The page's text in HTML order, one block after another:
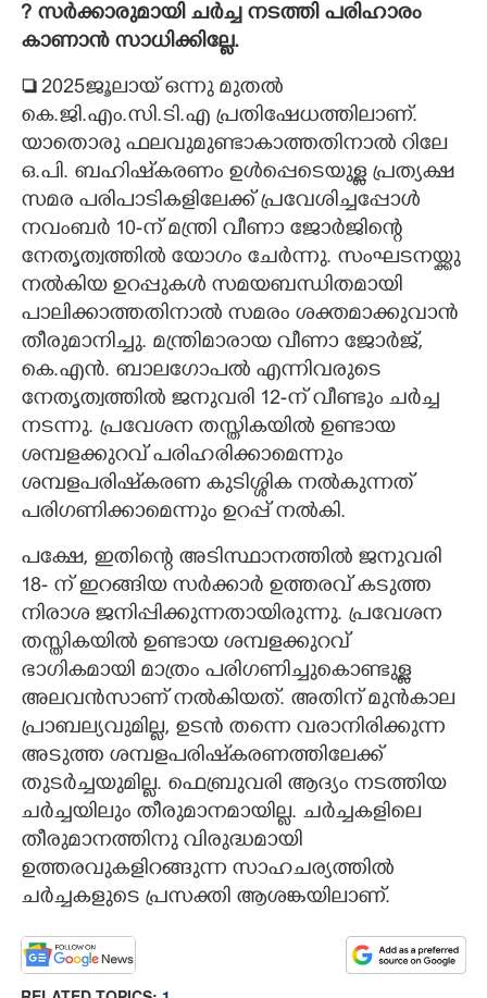
?​ സർക്കാരുമായി ചർച്ച നടത്തി പരിഹാരം
കാണാൻ സാധിക്കില്ലേ.
2025ജൂലായ് ഒന്നു മുതൽ
കെ.ജി.എം.സി.ടി.എ പ്രതിഷേധത്തിലാണ്.
യാതൊരു ഫലവുമുണ്ടാകാത്തതിനാൽ റിലേ
ഒ.പി. ബഹിഷ്‌കരണം ഉൾപ്പെടെയുള്ള പ്രത്യക്ഷ
സമര പരിപാടികളിലേക്ക് പ്രവേശിച്ചപ്പോൾ
നവംബർ 10-ന് മന്ത്രി വീണാ ജോർജിന്റെ
നേതൃത്വത്തിൽ യോഗം ചേർന്നു. സംഘടനയ്ക്കു
നൽകിയ ഉറപ്പുകൾ സമയബന്ധിതമായി
പാലിക്കാത്തതിനാൽ സമരം ശക്തമാക്കുവാൻ
തീരുമാനിച്ചു. മന്ത്രിമാരായ വീണാ ജോർജ്,
കെ.എൻ. ബാലഗോപൽ എന്നിവരുടെ
നേതൃത്വത്തിൽ ജനുവരി 12-ന് വീണ്ടും ചർച്ച
നടന്നു. പ്രവേശന തസ്തികയിൽ ഉണ്ടായ
ശമ്പളക്കുറവ് പരിഹരിക്കാമെന്നും
ശമ്പളപരിഷ്‌കരണ കുടിശ്ശിക നൽകുന്നത്
പരിഗണിക്കാമെന്നും ഉറപ്പ് നൽകി.
പക്ഷേ,​ ഇതിന്റെ അടിസ്ഥാനത്തിൽ ജനുവരി
18- ന് ഇറങ്ങിയ സർക്കാർ ഉത്തരവ് കടുത്ത
നിരാശ ജനിപ്പിക്കുന്നതായിരുന്നു. പ്രവേശന
തസ്തികയിൽ ഉണ്ടായ ശമ്പളക്കുറവ്
ഭാഗികമായി മാത്രം പരിഗണിച്ചുകൊണ്ടുള്ള
അലവൻസാണ് നൽകിയത്. അതിന് മുൻകാല
പ്രാബല്യവുമില്ല, ഉടൻ തന്നെ വരാനിരിക്കുന്ന
അടുത്ത ശമ്പളപരിഷ്‌കരണത്തിലേക്ക്
തുടർച്ചയുമില്ല. ഫെബ്രുവരി ആദ്യം നടത്തിയ
ചർച്ചയിലും തീരുമാനമായില്ല. ചർച്ചകളിലെ
തീരുമാനത്തിനു വിരുദ്ധമായി
ഉത്തരവുകളിറങ്ങുന്ന സാഹചര്യത്തിൽ
ചർച്ചകളുടെ പ്രസക്തി ആശങ്കയിലാണ്.